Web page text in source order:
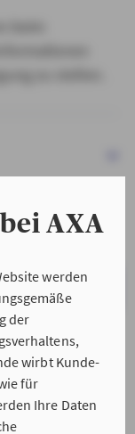
AXA
werden
der
wirbt Kunde-
für
Ihre Daten